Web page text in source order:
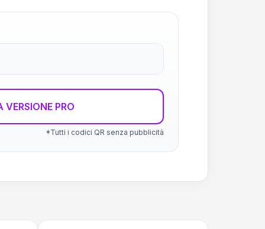
VERSIONE PRO
*Tutti i codici QR senza pubblicità